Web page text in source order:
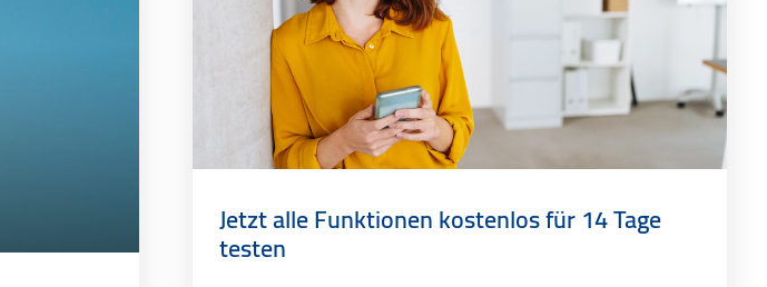
Jetzt alle Funktionen kostenlos für 14 Tage
testen